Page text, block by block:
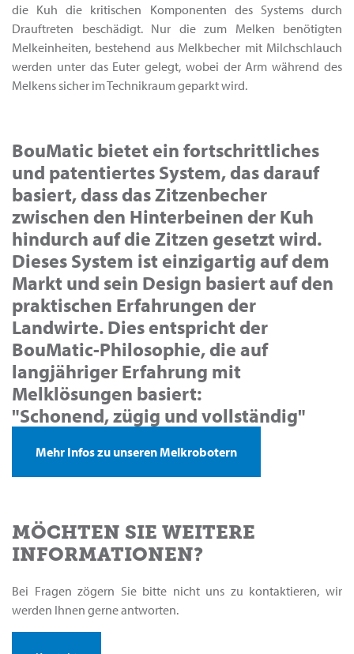
die Kuh die kritischen Komponenten des Systems durch
Drauftreten beschädigt. Nur die zum Melken benötigten
Melkeinheiten, bestehend aus Melkbecher mit Milchschlauch
werden unter das Euter gelegt, wobei der Arm während des
Melkens sicher im Technikraum geparkt wird.
BouMatic bietet ein fortschrittliches
und patentiertes System, das darauf
basiert, dass das Zitzenbecher
zwischen den Hinterbeinen der Kuh
hindurch auf die Zitzen gesetzt wird.
Dieses System ist einzigartig auf dem
Markt und sein Design basiert auf den
praktischen Erfahrungen der
Landwirte. Dies entspricht der
BouMatic-Philosophie, die auf
langjähriger Erfahrung mit
Melklösungen basiert:
"Schonend, zügig und vollständig"
Mehr Infos zu unseren Melkrobotern
MÖCHTEN SIE WEITERE
INFORMATIONEN?
Bei Fragen zögern Sie bitte nicht uns zu kontaktieren, wir
werden Ihnen gerne antworten.